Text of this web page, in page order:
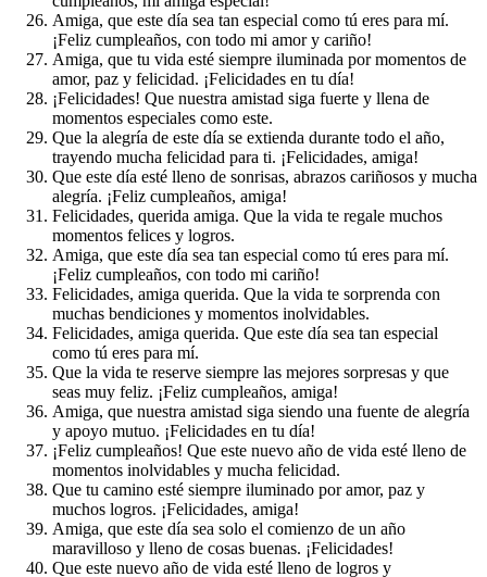
Amiga, que este día sea tan especial como tú eres para mí.
¡Feliz cumpleaños, con todo mi amor y cariño!
Amiga, que tu vida esté siempre iluminada por momentos de
amor, paz y felicidad. ¡Felicidades en tu día!
¡Felicidades! Que nuestra amistad siga fuerte y llena de
momentos especiales como este.
Que la alegría de este día se extienda durante todo el año,
trayendo mucha felicidad para ti. ¡Felicidades, amiga!
Que este día esté lleno de sonrisas, abrazos cariñosos y mucha
alegría. ¡Feliz cumpleaños, amiga!
Felicidades, querida amiga. Que la vida te regale muchos
momentos felices y logros.
Amiga, que este día sea tan especial como tú eres para mí.
¡Feliz cumpleaños, con todo mi cariño!
Felicidades, amiga querida. Que la vida te sorprenda con
muchas bendiciones y momentos inolvidables.
Felicidades, amiga querida. Que este día sea tan especial
como tú eres para mí.
Que la vida te reserve siempre las mejores sorpresas y que
seas muy feliz. ¡Feliz cumpleaños, amiga!
Amiga, que nuestra amistad siga siendo una fuente de alegría
y apoyo mutuo. ¡Felicidades en tu día!
¡Feliz cumpleaños! Que este nuevo año de vida esté lleno de
momentos inolvidables y mucha felicidad.
Que tu camino esté siempre iluminado por amor, paz y
muchos logros. ¡Felicidades, amiga!
Amiga, que este día sea solo el comienzo de un año
maravilloso y lleno de cosas buenas. ¡Felicidades!
Que este nuevo año de vida esté lleno de logros y